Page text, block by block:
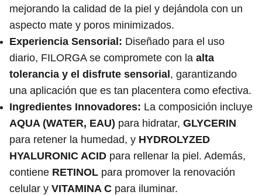
mejorando la calidad de la piel y dejándola con un
aspecto mate y poros minimizados.
Experiencia Sensorial: Diseñado para el uso
diario, FILORGA se compromete con la alta
tolerancia y el disfrute sensorial , garantizando
una aplicación que es tan placentera como efectiva.
Ingredientes Innovadores: La composición incluye
AQUA (WATER, EAU) para hidratar, GLYCERIN
para retener la humedad, y HYDROLYZED
HYALURONIC ACID para rellenar la piel. Además,
contiene RETINOL para promover la renovación
celular y VITAMINA C para iluminar.